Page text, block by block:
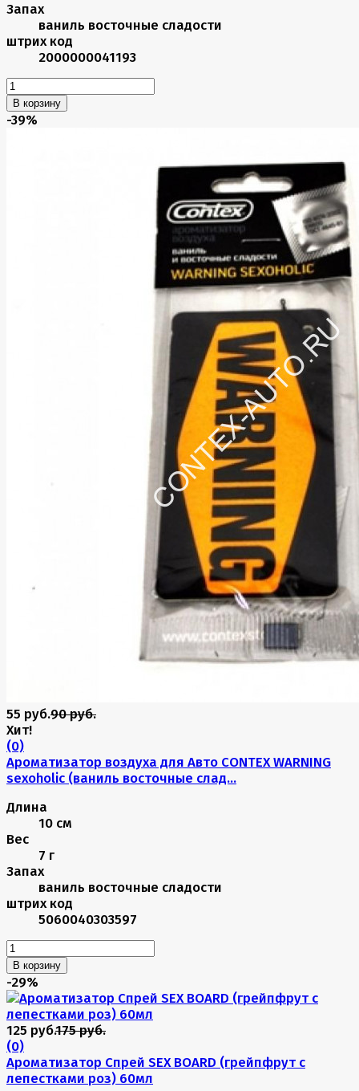
Запах
ваниль восточные сладости
штрих код
2000000041193
В корзину
-39%
55 руб.90 руб.
Хит!
(0)
Ароматизатор воздуха для Авто CONTEX WARNING
sexoholic (ваниль восточные слад...
Длина
10 см
Вес
7 г
Запах
ваниль восточные сладости
штрих код
5060040303597
В корзину
-29%
125 руб.175 руб.
(0)
Ароматизатор Спрей SEX BOARD (грейпфрут с
лепестками роз) 60мл